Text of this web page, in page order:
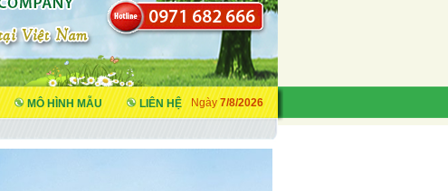
Ngày7/8/2026
MÔ HÌNH MẪU LIÊN HỆ